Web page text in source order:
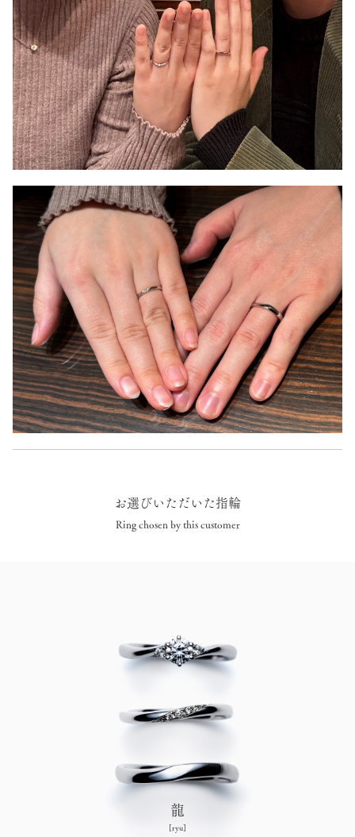
お選びいただいた指輪
Ring chosen by this customer
龍
[ryu]